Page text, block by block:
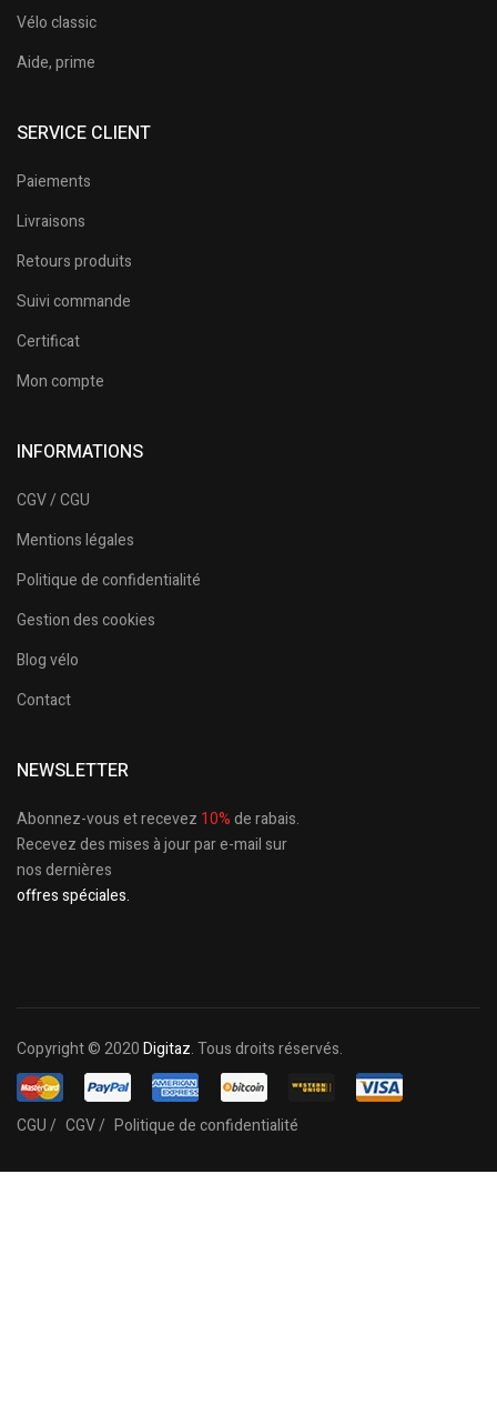
Vélo classic
Aide, prime
SERVICE CLIENT
Paiements
Livraisons
Retours produits
Suivi commande
Certificat
Mon compte
INFORMATIONS
CGV / CGU
Mentions légales
Politique de confidentialité
Gestion des cookies
Blog vélo
Contact
NEWSLETTER
Abonnez-vous et recevez 10%de rabais.
Recevez des mises à jour par e-mail sur
nos dernières
offres spéciales.
Copyright © 2020Digitaz. Tous droits réservés.
CGU / CGV / Politique de confidentialité